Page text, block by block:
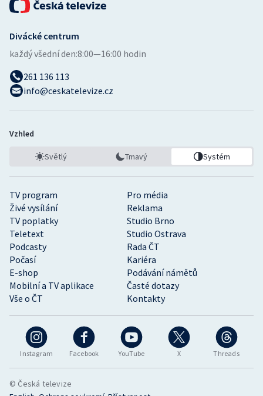
Instagram Facebook YouTube X Threads
TV program
Pro média
Živé vysílání
Reklama
TV poplatky
Studio Brno
Teletext
Studio Ostrava
Podcasty
Rada ČT
Počasí
Kariéra
E-shop
Podávání námětů
Mobilní a TV aplikace
Časté dotazy
Vše o ČT
Kontakty
Divácké centrum
každý všední den:8:00—16:00 hodin
261 136 113
info@ceskatelevize.cz
Vzhled
Světlý Tmavý Systém
© Česká televize